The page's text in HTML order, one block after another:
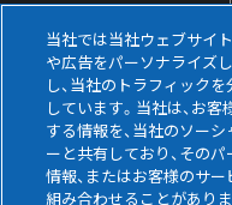
公式YouTube
当社では当社ウェブサイ
や広告をパーソナライズ
し、当社のトラフィック
しています。当社は、お
する情報を、当社のソーシ
ーと共有しており、その
情報、またはお客様のサ
組み合わせることがあり